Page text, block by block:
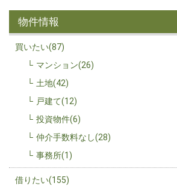
物件情報
買いたい(87)
マンション(26)
土地(42)
戸建て(12)
投資物件(6)
仲介手数料なし(28)
事務所(1)
借りたい(155)